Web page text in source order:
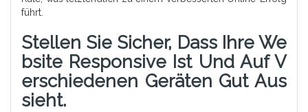
führt.
Stellen Sie Sicher, Dass Ihre We
Bsite Responsive Ist Und Auf V
Erschiedenen Geräten Gut Aus
Sieht.